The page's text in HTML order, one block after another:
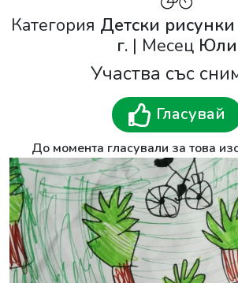
Категория Детски
г.| Месец Юли
Участва със
Гласувай
До момента гласували за това